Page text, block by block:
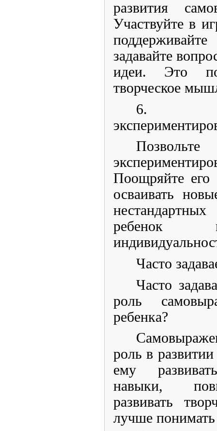
развития
Участвуйте в
задавайте
идеи. Это
творческое
6.
Поощряйте его
осваивать
ребенок
Часто
Часто
роль
ребенка?
роль в
ему
навыки,
развивать
лучше